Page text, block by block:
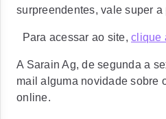
surpreendentes, vale super a
Para acessar ao site, clique
A Sarain Ag, de segunda a
mail alguma novidade sobre
online.